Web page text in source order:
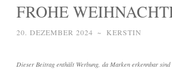
FROHE
20. DEZEMBER 2024 ~ KERSTIN
Dieser Beitrag enthält Werbung, da Marken erkennbar sind